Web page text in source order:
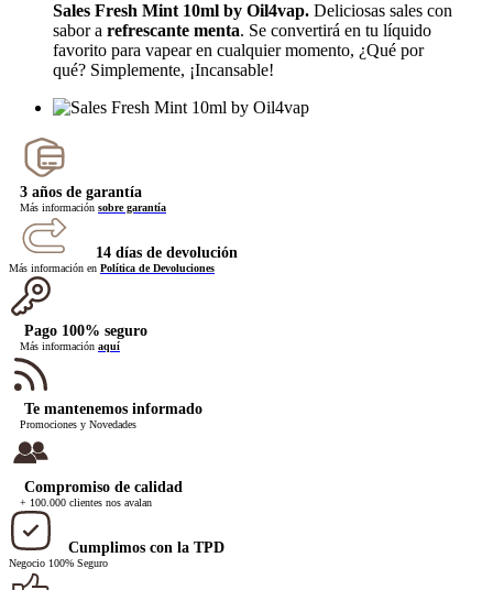
Sales Fresh Mint 10ml by Oil4vap. Deliciosas sales con
sabor a refrescante menta. Se convertirá en tu líquido
favorito para vapear en cualquier momento, ¿Qué por
qué? Simplemente, ¡Incansable!
3 años de garantía
Más información sobre garantía
14 días de devolución
Más información en Política de Devoluciones
Pago 100% seguro
Más información aquí
Te mantenemos informado
Promociones y Novedades
Compromiso de calidad
+ 100.000 clientes nos avalan
Cumplimos con la TPD
Negocio 100% Seguro